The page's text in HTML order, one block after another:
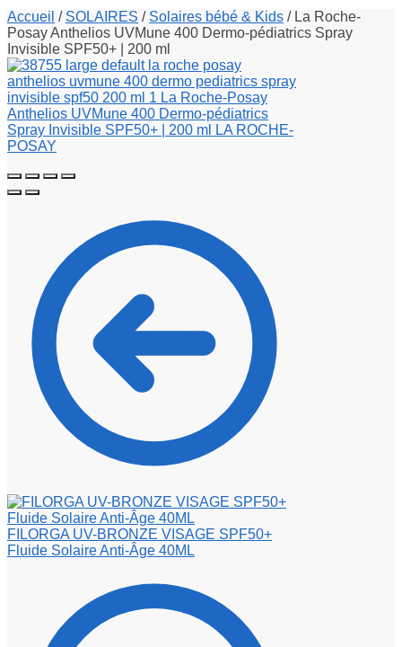
Accueil / SOLAIRES / Solaires bébé & Kids / La Roche-
Posay Anthelios UVMune 400 Dermo-pédiatrics Spray
Invisible SPF50+ | 200 ml
FILORGA UV-BRONZE VISAGE SPF50+
Fluide Solaire Anti-Âge 40ML